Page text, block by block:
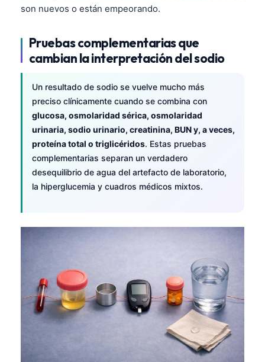
son nuevos o están empeorando.
Pruebas complementarias que
cambian la interpretación del sodio
Un resultado de sodio se vuelve mucho más
preciso clínicamente cuando se combina con
glucosa, osmolaridad sérica, osmolaridad
urinaria, sodio urinario, creatinina, BUN y, a veces,
proteína total o triglicéridos. Estas pruebas
complementarias separan un verdadero
desequilibrio de agua del artefacto de laboratorio,
la hiperglucemia y cuadros médicos mixtos.
മലയാളം
Bahasa Melayu
Tiếng Việt
Kiswahili
አማርኛ
Українська
O‘zbekcha
Català
Қазақ тілі
Hrvatski